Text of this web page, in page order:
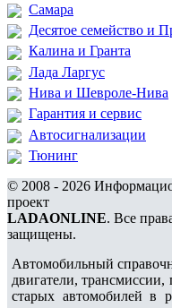
Самара
Десятое семейство и
Калина и Гранта
Лада Ларгус
Нива и Шевроле-Нива
Гарантия и сервис
Автосигнализации
Тюнинг
© 2008 - 2026
проект
LADAONLINE. Все
защищены.
Автомобильный
двигатели,
старых автомобилей в